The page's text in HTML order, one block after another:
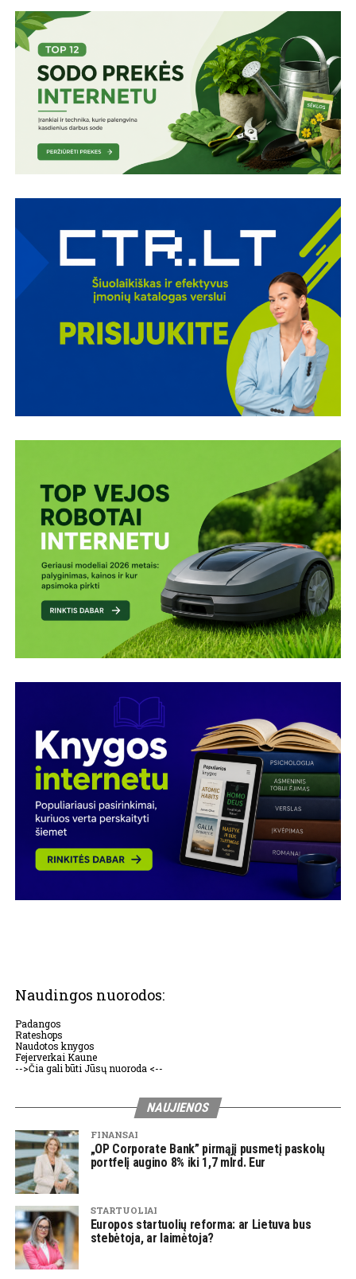
Naudingos nuorodos:
Padangos
Rateshops
Naudotos knygos
Fejerverkai Kaune
-->Čia gali būti Jūsų nuoroda <--
NAUJIENOS
FINANSAI
„OP Corporate Bank” pirmąjį pusmetį paskolų
portfelį augino 8% iki 1,7 mlrd. Eur
STARTUOLIAI
Europos startuolių reforma: ar Lietuva bus
stebėtoja, ar laimėtoja?